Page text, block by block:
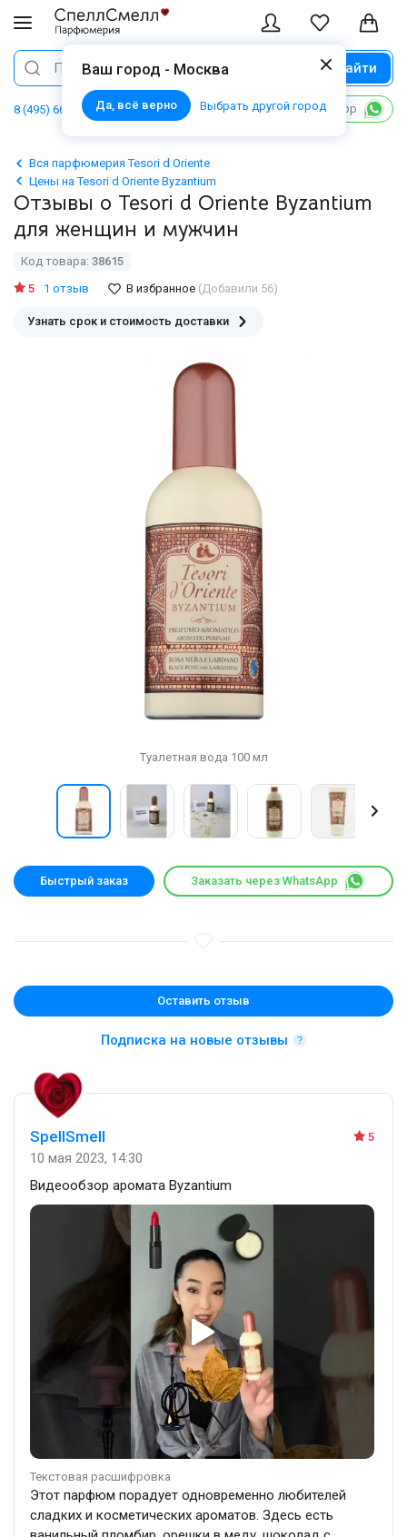
Ваш город - Москва
Да, всё верно Выбрать другой город
Поиск Найти
8 (495) 668 06 02 Написать в WhatsApp
Вся парфюмерия Tesori d Oriente
Цены на Tesori d Oriente Byzantium
Отзывы о Tesori d Oriente Byzantium
для женщин и мужчин
Код товара: 38615
5
1 отзыв В избранное (Добавили 56)
Узнать срок и стоимость доставки
Туалетная вода 100 мл
Быстрый заказ Заказать через WhatsApp
Оставить отзыв
Подписка на новые отзывы
5
SpellSmell
10 мая 2023, 14:30
Видеообзор аромата Byzantium
Текстовая расшифровка
Этот парфюм порадует одновременно любителей
сладких и косметических ароматов. Здесь есть